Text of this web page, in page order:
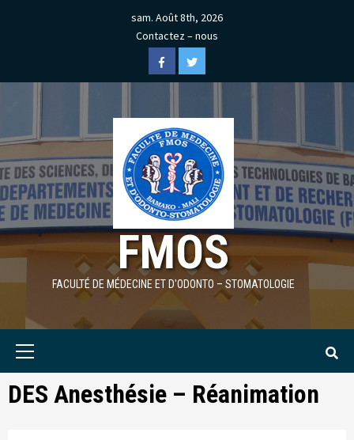
sam. Août 8th, 2026
Contactez – nous
FacebookTwitter
FMOS
FACULTÉ DE MÉDECINE ET D'ODONTO – STOMATOLOGIE
DES Anesthésie – Réanimation